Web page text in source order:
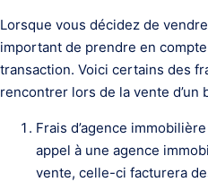
Lorsque vous décidez de
important de prendre en
transaction. Voici certains des
rencontrer lors de la vente d’un
Frais d’agence
appel à une agence
vente, celle-ci facturera